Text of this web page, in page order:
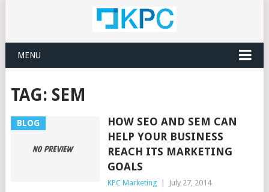
MENU
TAG: SEM
BLOG
HOW SEO AND SEM CAN
HELP YOUR BUSINESS
REACH ITS MARKETING
GOALS
KPC Marketing July 27, 2014